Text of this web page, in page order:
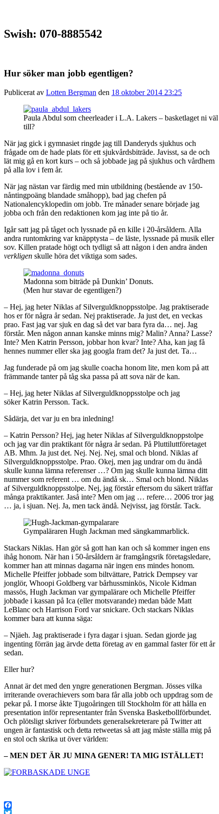
Swish: 070-8885542
Hur söker man jobb egentligen?
Publicerat av Lotten Bergman den 18 oktober 2014 23:25
Paula Abdul som cheerleader i L.A. Lakers – basketlaget ni
till?
När jag gick i gymnasiet ringde jag till Danderyds sjukhus och
frågade om de hade plats för ett sjukvårdsbiträde. Javisst, sa de och
lät mig gå en kort kurs – och så jobbade jag på sjukhus och vårdhem
på alla lov i fem år.
När jag nästan var färdig med min utbildning (bestående av 150-
nåntingpoäng blandade småhopp), bad jag chefen på
Nationalencyklopedin om jobb. Tre månader senare började jag
jobba och från den redaktionen kom jag inte på tio år.
Igår satt jag på tåget och lyssnade på en kille i 20-årsåldern. Alla
andra runtomkring var knäpptysta – de läste, lyssnade på musik eller
sov. Killen pratade högt och tydligt så att någon i den andra änden
verkligen skulle höra det viktiga som sades.
Madonna som biträde på Dunkin’ Donuts.
(Men hur stavar de egentligen?)
– Hej, jag heter Niklas af Silverguldknoppsstolpe. Jag praktiserade
hos er för några år sedan. Nej praktiserade. Ja just det, en veckas
prao. Fast jag var sjuk en dag så det var bara fyra da… nej. Jag
förstår. Men någon annan kanske minns mig? Malin? Anna? Lasse?
Inte? Men Katrin Persson, jobbar hon kvar? Inte? Aha, kan jag få
hennes nummer eller ska jag googla fram det? Ja just det. Ta…
Jag funderade på om jag skulle coacha honom lite, men kom på att
främmande tanter på tåg ska passa på att sova när de kan.
– Hej, jag heter Niklas af Silverguldknoppsstolpe och jag
söker Katrin Persson. Tack.
Sådärja, det var ju en bra inledning!
– Katrin Persson? Hej, jag heter Niklas af Silverguldknoppstolpe
och jag var din praktikant för några år sedan. På Pluttiluttföretaget
AB. Mhm. Ja just det. Nej. Nej. Nej, smal och blond. Niklas af
Silverguldknoppsstolpe. Prao. Okej, men jag undrar om du ändå
skulle kunna lämna referenser …? Om jag skulle kunna lämna ditt
nummer som referent … om du ändå sk… Smal och blond. Niklas
af Silverguldknoppsstolpe. Nej, jag förstår eftersom du säkert träffar
många praktikanter. Jaså inte? Men om jag … refere… 2006 tror jag
… ja, i sjuan. Nej. Ja, men tack ändå. Nejvisst, jag förstår. Tack.
Gympaläraren Hugh Jackman med sängkammarblick.
Stackars Niklas. Han gör så gott han kan och så kommer ingen ens
ihåg honom. När han i 50-årsåldern är framgångsrik företagsledare,
kommer han att minnas dagarna när ingen ens mindes honom.
Michelle Pfeiffer jobbade som biltvättare, Patrick Dempsey var
jonglör, Whoopi Goldberg var bårhussminkös, Nicole Kidman
massös, Hugh Jackman var gympalärare och Michelle Pfeiffer
jobbade i kassan på Ica (eller motsvarande) medan både Matt
LeBlanc och Harrison Ford var snickare. Och stackars Niklas
kommer bara att kunna säga:
– Njäeh. Jag praktiserade i fyra dagar i sjuan. Sedan gjorde jag
ingenting förrän jag ärvde detta företag av en gammal faster för ett år
sedan.
Eller hur?
Annat är det med den yngre generationen Bergman. Jösses vilka
irriterande overachievers som bara får alla jobb och uppdrag som de
pekar på. I morse åkte Tjugoåringen till Stockholm för att hålla en
presentation inför representanter från Svenska Basketbollförbundet.
Och plötsligt skriver förbundets generalsekreterare på Twitter att
ungen är fantastisk och detta retweetas så att jag måste ställa mig på
en stol och skrika ut över världen:
– MEN DET ÄR JU MINA GENER! TA MIG ISTÄLLET!